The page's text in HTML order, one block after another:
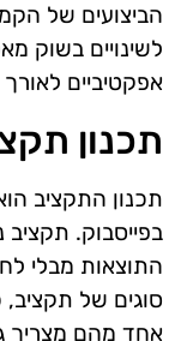
הביצועים של
לשינויים בשוק
אפקטיביים לאורך
תכנון
תכנון התקציב
בפייסבוק.
התוצאות מבלי
סוגים של תקציב,
אחד מהם מצריך